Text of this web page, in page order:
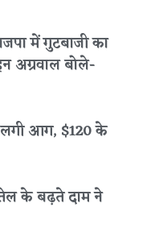
में गुटबाजी का
अग्रवाल बोले-
आग, $120 के
के बढ़ते दाम ने